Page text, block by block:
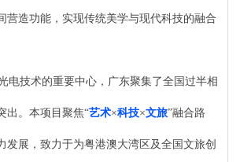
营造功能，实现传统美学与现代科技的融合
电技术的重要中心，广东聚集了全国过半相
出。本项目聚焦“艺术×科技×文旅”融合路
发展，致力于为粤港澳大湾区及全国文旅创